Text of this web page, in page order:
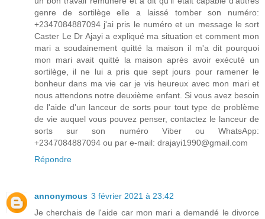
genre de sortilège elle a laissé tomber son numéro:
+2347084887094 j'ai pris le numéro et un message le sort
Caster Le Dr Ajayi a expliqué ma situation et comment mon
mari a soudainement quitté la maison il m'a dit pourquoi
mon mari avait quitté la maison après avoir exécuté un
sortilège, il ne lui a pris que sept jours pour ramener le
bonheur dans ma vie car je vis heureux avec mon mari et
nous attendons notre deuxième enfant. Si vous avez besoin
de l'aide d'un lanceur de sorts pour tout type de problème
de vie auquel vous pouvez penser, contactez le lanceur de
sorts sur son numéro Viber ou WhatsApp:
+2347084887094 ou par e-mail: drajayi1990@gmail.com
Répondre
annonymous 3 février 2021 à 23:42
Je cherchais de l'aide car mon mari a demandé le divorce